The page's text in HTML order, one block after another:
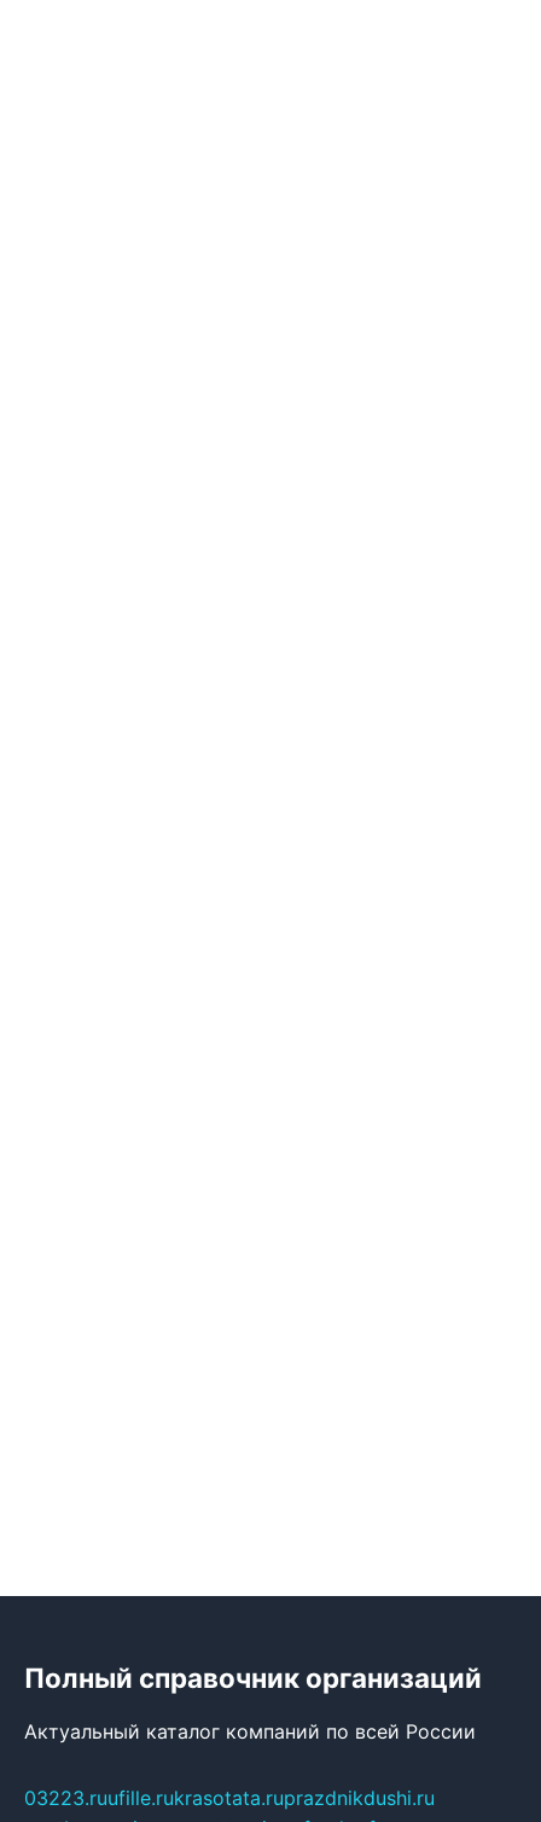
Полный справочник организаций
Актуальный каталог компаний по всей России
03223.ruufille.rukrasotata.ruprazdnikdushi.ru